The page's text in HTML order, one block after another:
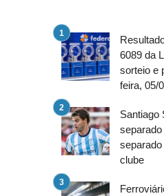
6089 da
sorteio e
feira, 05/
Santiago
clube